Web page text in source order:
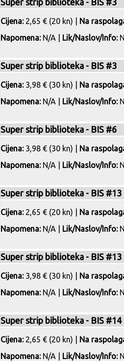
Super strip biblioteka - BIS #3
Cijena:2,65 € (20 kn) | Na
Napomena:N/A | Lik/Naslov/Info:
Super strip biblioteka - BIS #3
Cijena:3,98 € (30 kn) | Na
Napomena:N/A | Lik/Naslov/Info:
Super strip biblioteka - BIS #6
Cijena:3,98 € (30 kn) | Na
Napomena:N/A | Lik/Naslov/Info:
Super strip biblioteka - BIS #13
Cijena:2,65 € (20 kn) | Na
Napomena:N/A | Lik/Naslov/Info:
Super strip biblioteka - BIS #13
Cijena:3,98 € (30 kn) | Na
Napomena:N/A | Lik/Naslov/Info:
Super strip biblioteka - BIS #14
Cijena:2,65 € (20 kn) | Na
Napomena:N/A | Lik/Naslov/Info: